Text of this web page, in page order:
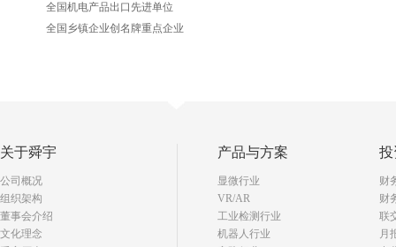
全国机电产品出口先进单位
全国乡镇企业创名牌重点企业
关于舜宇
公司概况
组织架构
董事会介绍
文化理念
产品与方案
显微行业
VR/AR
工业检测行业
机器人行业
投
财
财
联
月